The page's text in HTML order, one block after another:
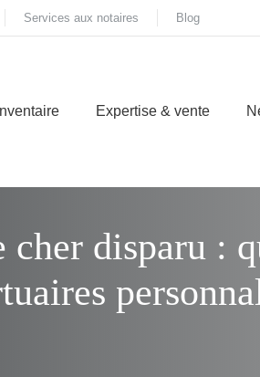
Services aux notaires Blog
Inventaire Expertise & vente
cher disparu :